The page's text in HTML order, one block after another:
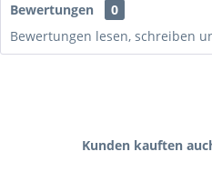
Bewertungen
0
Bewertungen lesen, schreiben
Kunden kauften